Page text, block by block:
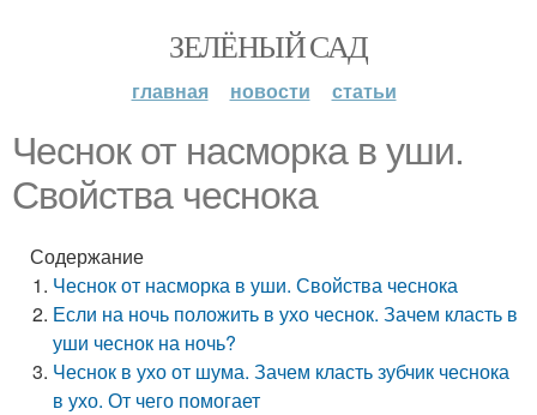
ЗЕЛЁНЫЙ САД
главная новости статьи
Чеснок от насморка в уши.
Свойства чеснока
Содержание
Чеснок от насморка в уши. Свойства чеснока
Если на ночь положить в ухо чеснок. Зачем класть в
уши чеснок на ночь?
Чеснок в ухо от шума. Зачем класть зубчик чеснока
в ухо. От чего помогает